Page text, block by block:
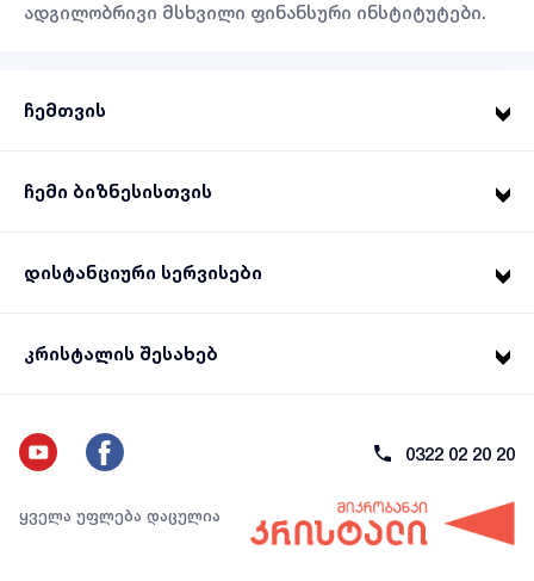
ადგილობრივი მსხვილი ფინანსური ინსტიტუტები.
ჩემთვის
ჩემი ბიზნესისთვის
დისტანციური სერვისები
კრისტალის შესახებ
0322 02 20 20
ყველა უფლება დაცულია